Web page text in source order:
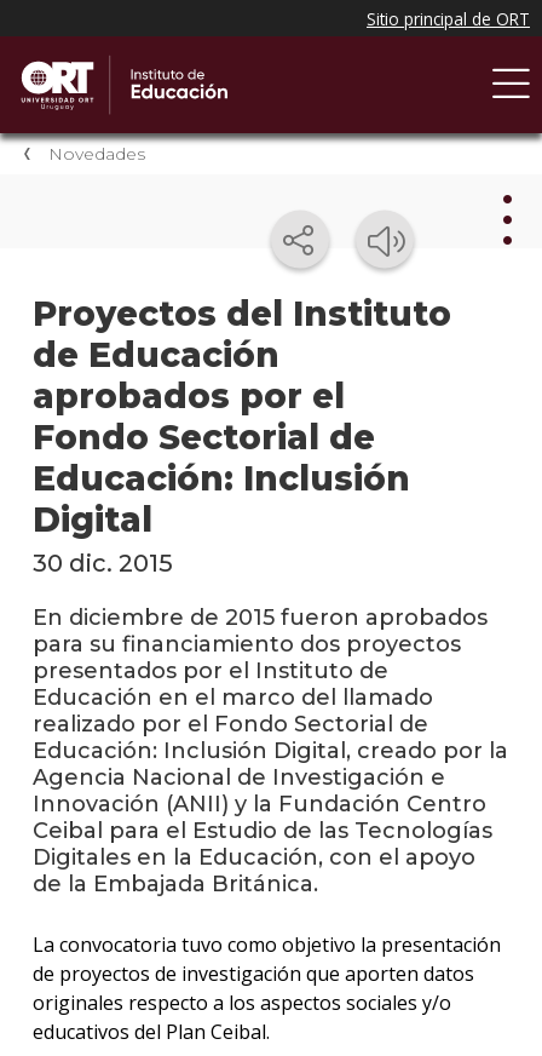
Novedades
Proyectos del Instituto
de Educación
aprobados por el
Fondo Sectorial de
Educación: Inclusión
Digital
Blog
de
30 dic. 2015
En diciembre de 2015 fueron aprobados
para su financiamiento dos proyectos
presentados por el Instituto de
Educación en el marco del llamado
realizado por el Fondo Sectorial de
Educación: Inclusión Digital, creado por la
Agencia Nacional de Investigación e
Innovación (ANII) y la Fundación Centro
Ceibal para el Estudio de las Tecnologías
Digitales en la Educación, con el apoyo
de la Embajada Británica.
La convocatoria tuvo como objetivo la presentación
de proyectos de investigación que aporten datos
originales respecto a los aspectos sociales y/o
educativos del Plan Ceibal.